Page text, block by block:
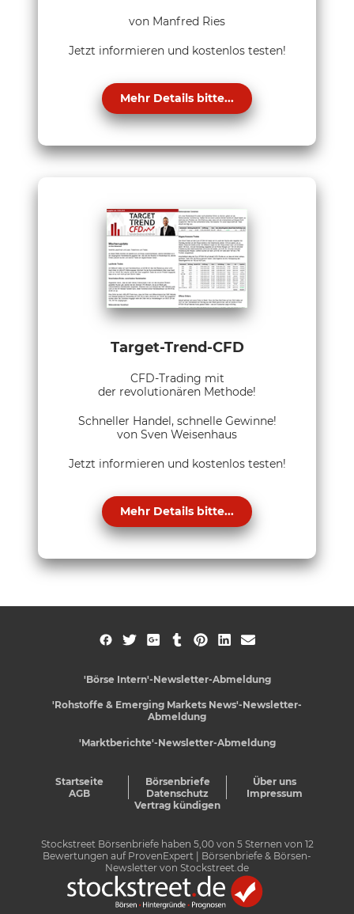
von Manfred Ries
Jetzt informieren und kostenlos testen!
Mehr Details bitte...
Target-Trend-CFD
CFD-Trading mit
der revolutionären Methode!
Schneller Handel, schnelle Gewinne!
von Sven Weisenhaus
Jetzt informieren und kostenlos testen!
Mehr Details bitte...
'Börse Intern'-Newsletter-Abmeldung
'Rohstoffe & Emerging Markets News'-Newsletter-
Abmeldung
'Marktberichte'-Newsletter-Abmeldung
Startseite Börsenbriefe
Über uns
AGB
Datenschutz
Impressum
Vertrag kündigen
Stockstreet Börsenbriefe haben 5,00von 5Sternen von 12
Bewertungen auf ProvenExpert
| Börsenbriefe & Börsen-
Newsletter von Stockstreet.de